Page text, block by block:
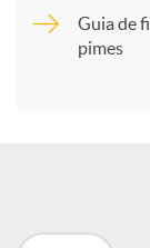
Guia de
pimes